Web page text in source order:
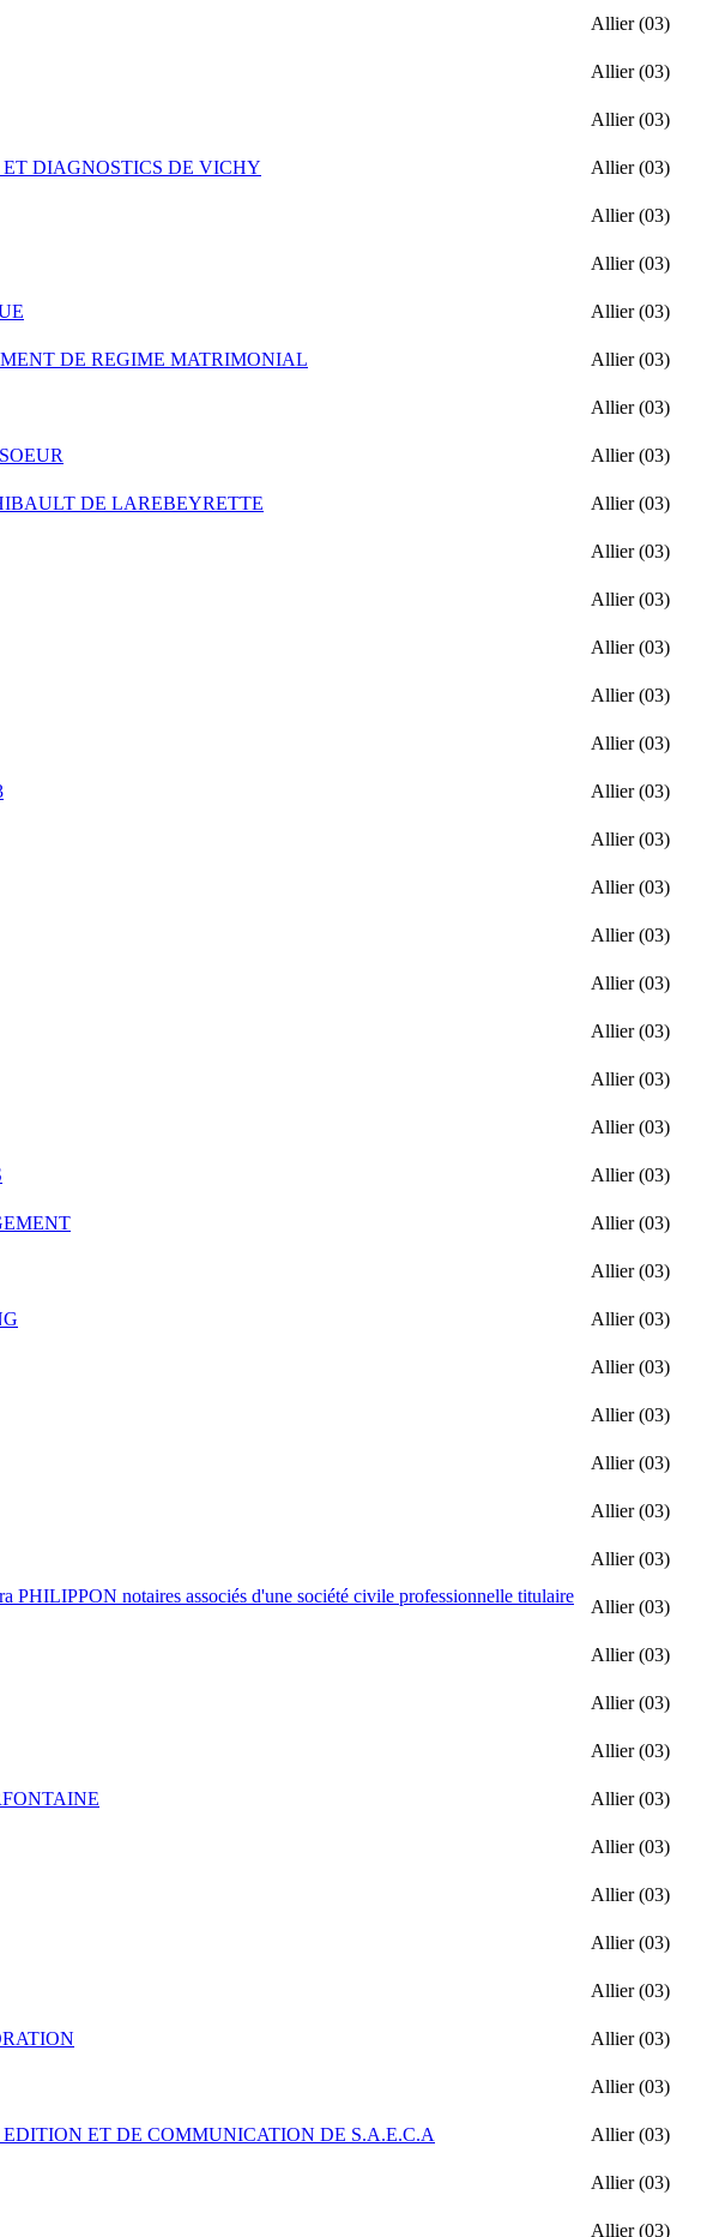
Allier (03)
Allier (03)
Allier (03)
DIAGNOSTICS DE VICHY Allier (03)
Allier (03)
Allier (03)
Allier (03)
DE REGIME MATRIMONIAL Allier (03)
Allier (03)
Allier (03)
DE LAREBEYRETTE Allier (03)
Allier (03)
Allier (03)
Allier (03)
Allier (03)
Allier (03)
Allier (03)
Allier (03)
Allier (03)
Allier (03)
Allier (03)
Allier (03)
Allier (03)
Allier (03)
Allier (03)
Allier (03)
Allier (03)
Allier (03)
Allier (03)
Allier (03)
Allier (03)
Allier (03)
Allier (03)
PHILIPPON notaires associés d'une société civile professionnelle titulaire
Allier (03)
Allier (03)
Allier (03)
Allier (03)
Allier (03)
Allier (03)
Allier (03)
Allier (03)
Allier (03)
Allier (03)
Allier (03)
ET DE COMMUNICATION DE S.A.E.C.A Allier (03)
Allier (03)
Allier (03)